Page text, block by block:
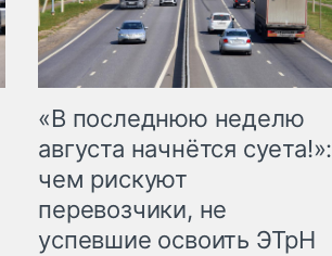
«В последнюю неделю
августа начнётся суета!»:
чем рискуют
перевозчики, не
успевшие освоить ЭТрН